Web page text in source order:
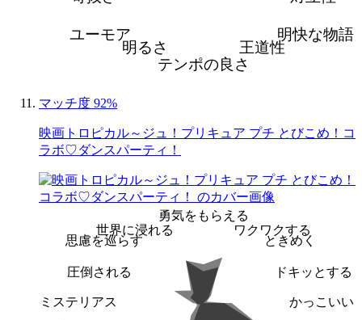
明快な物語
王道性
テンポの良さ
明るさ
ユーモア
マッチ度 92%
映画トロピカル～ジュ！プリキュア プチ とびこめ！コ
ラボ♡ダンスパーティ！
勇気をもらえる
ワクワクする
ときめく
ドキッとする
かっこいい
ミステリアス
圧倒される
思慮を巡らす
世界に浸れる